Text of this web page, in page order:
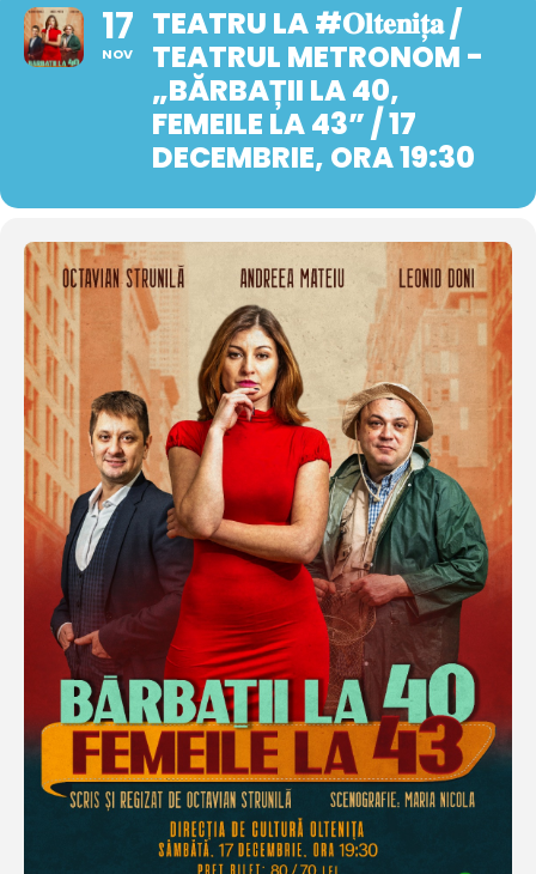
17
NOV
TEATRU LA #𝐎𝐥𝐭𝐞𝐧𝐢𝐭̦𝐚 /
TEATRUL METRONOM -
„BĂRBAȚII LA 40,
FEMEILE LA 43” / 17
DECEMBRIE, ORA 19:30